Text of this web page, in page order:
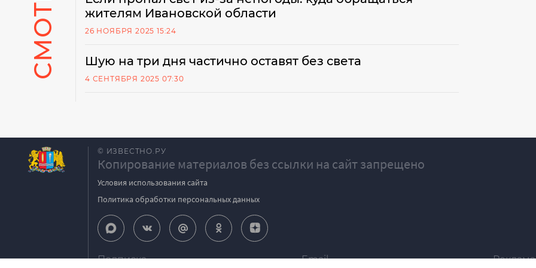
жителям Ивановской области
26 НОЯБРЯ 2025 15:24
Шую на три дня частично оставят без света
4 СЕНТЯБРЯ 2025 07:30
© ИЗВЕСТНО.РУ
Копирование материалов без ссылки на сайт запрещено
Условия использования сайта
Политика обработки персональных данных
Подписка
Email
Реклама